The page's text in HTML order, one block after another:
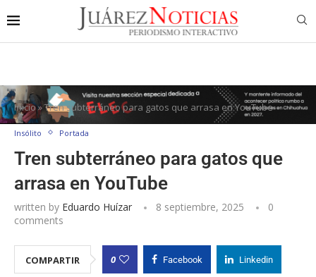
Inicio»Tren subterráneo para gatos que arrasa en YouTube
Insólito Portada
Tren subterráneo para gatos que
arrasa en YouTube
written by Eduardo Huízar 8 septiembre, 2025
0
comments
COMPARTIR 0 Facebook Linkedin